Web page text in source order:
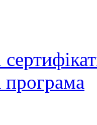
програма